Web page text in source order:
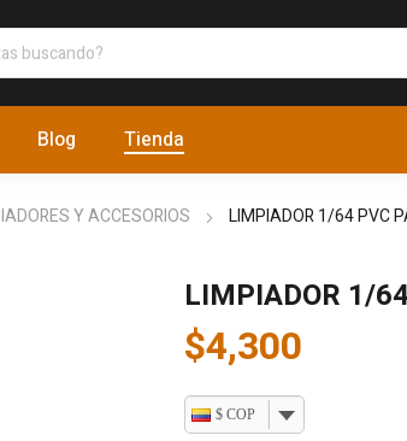
Blog Tienda
Y ACCESORIOS LIMPIADOR 1/64 PVC
LIMPIADOR 1/
$4,300
$ COP